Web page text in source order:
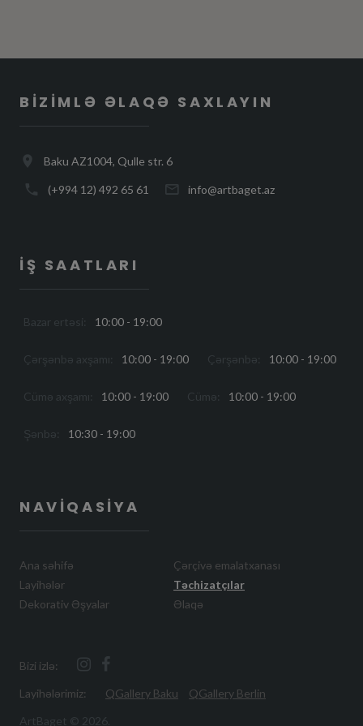
BIZIMLƏ ƏLAQƏ SAXLAYIN
Baku AZ1004, Qulle str. 6
(+994 12) 492 65 61 info@artbaget.az
İŞ SAATLARI
Bazar ertəsi: 10:00 - 19:00
Çərşənbə axşamı: 10:00 - 19:00 Çərşənbə: 10:00 - 19:00
Cümə axşamı: 10:00 - 19:00 Cümə: 10:00 - 19:00
Şənbə: 10:30 - 19:00
NAVIQASIYA
Ana səhifə
Layihələr
Dekorativ Əşyalar
Çərçivə emalatxanası
Təchizatçılar
Əlaqə
Bizi izlə:
Layihələrimiz:
QGallery Baku
QGallery Berlin
ArtBaget © 2026